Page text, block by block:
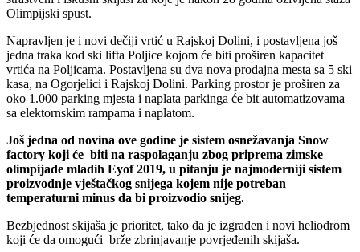
Olimpijski spust.
Napravljen je i novi dečiji vrtić u Rajskoj Dolini, i postavljena još
jedna traka kod ski lifta Poljice kojom će biti proširen kapacitet
vrtića na Poljicama. Postavljena su dva nova prodajna mesta sa 5 ski
kasa, na Ogorjelici i Rajskoj Dolini. Parking prostor je proširen za
oko 1.000 parking mjesta i naplata parkinga će bit automatizovama
sa elektornskim rampama i naplatom.
Još jedna od novina ove godine je sistem osnežavanja Snow
factory koji će biti na raspolaganju zbog priprema zimske
olimpijade mladih Eyof 2019, u pitanju je najmoderniji sistem
proizvodnje vještačkog snijega kojem nije potreban
temperaturni minus da bi proizvodio snijeg.
Bezbjednost skijaša je prioritet, tako da je izgrađen i novi heliodrom
koji će da omogući brže zbrinjavanje povrjeđenih skijaša.